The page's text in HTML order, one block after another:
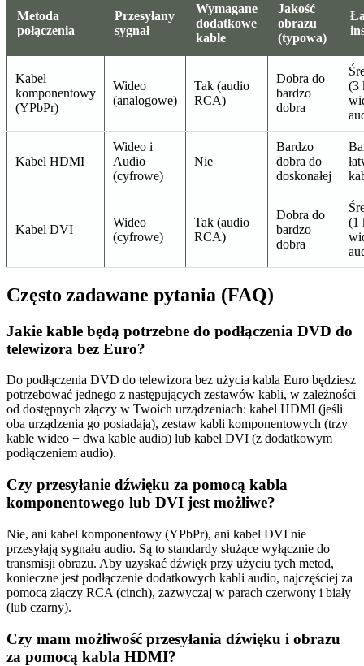
Metoda
połączenia
Przesyłany
sygnał
Wymagane
dodatkowe
kable
Jakość
obrazu
(typowa)
Kabel
komponentowy
(YPbPr)
Wideo
(analogowe)
Tak (audio
RCA)
Dobra do
bardzo
dobra
(3
Kabel HDMI
Wideo i
Audio
(cyfrowe)
Nie
Bardzo
dobra do
doskonałej
Kabel DVI
Wideo
(cyfrowe)
Tak (audio
RCA)
Dobra do
bardzo
dobra
(1
Często zadawane pytania (FAQ)
Jakie kable będą potrzebne do podłączenia DVD do
telewizora bez Euro?
Do podłączenia DVD do telewizora bez użycia kabla Euro będziesz
potrzebować jednego z następujących zestawów kabli, w zależności
od dostępnych złączy w Twoich urządzeniach: kabel HDMI (jeśli
oba urządzenia go posiadają), zestaw kabli komponentowych (trzy
kable wideo + dwa kable audio) lub kabel DVI (z dodatkowym
podłączeniem audio).
Czy przesyłanie dźwięku za pomocą kabla
komponentowego lub DVI jest możliwe?
Nie, ani kabel komponentowy (YPbPr), ani kabel DVI nie
przesyłają sygnału audio. Są to standardy służące wyłącznie do
transmisji obrazu. Aby uzyskać dźwięk przy użyciu tych metod,
konieczne jest podłączenie dodatkowych kabli audio, najczęściej za
pomocą złączy RCA (cinch), zazwyczaj w parach czerwony i biały
(lub czarny).
Czy mam możliwość przesyłania dźwięku i obrazu
za pomocą kabla HDMI?